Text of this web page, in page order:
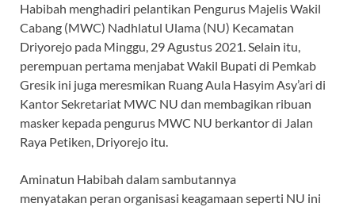
Habibah menghadiri pelantikan Pengurus Majelis Wakil
Cabang (MWC) Nadhlatul Ulama (NU) Kecamatan
Driyorejo pada Minggu, 29 Agustus 2021. Selain itu,
perempuan pertama menjabat Wakil Bupati di Pemkab
Gresik ini juga meresmikan Ruang Aula Hasyim Asy’ari di
Kantor Sekretariat MWC NU dan membagikan ribuan
masker kepada pengurus MWC NU berkantor di Jalan
Raya Petiken, Driyorejo itu.
Aminatun Habibah dalam sambutannya
menyatakan peran organisasi keagamaan seperti NU ini